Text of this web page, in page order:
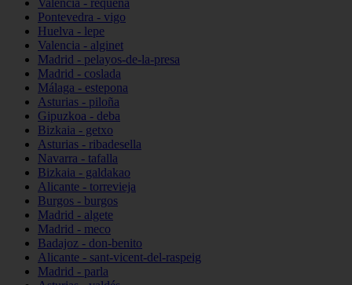
Valencia - requena
Pontevedra - vigo
Huelva - lepe
Valencia - alginet
Madrid - pelayos-de-la-presa
Madrid - coslada
Málaga - estepona
Asturias - piloña
Gipuzkoa - deba
Bizkaia - getxo
Asturias - ribadesella
Navarra - tafalla
Bizkaia - galdakao
Alicante - torrevieja
Burgos - burgos
Madrid - algete
Madrid - meco
Badajoz - don-benito
Alicante - sant-vicent-del-raspeig
Madrid - parla